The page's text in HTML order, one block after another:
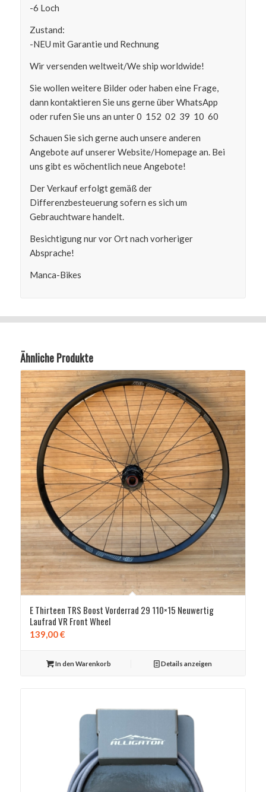
-6 Loch
Zustand:
-NEU mit Garantie und Rechnung
Wir versenden weltweit/We ship worldwide!
Sie wollen weitere Bilder oder haben eine Frage,
dann kontaktieren Sie uns gerne über WhatsApp
oder rufen Sie uns an unter 0 152 02 39 10 60
Schauen Sie sich gerne auch unsere anderen
Angebote auf unserer Website/Homepage an. Bei
uns gibt es wöchentlich neue Angebote!
Der Verkauf erfolgt gemäß der
Differenzbesteuerung sofern es sich um
Gebrauchtware handelt.
Besichtigung nur vor Ort nach vorheriger
Absprache!
Manca-Bikes
Ähnliche Produkte
E Thirteen TRS Boost Vorderrad 29 110×15 Neuwertig
Laufrad VR Front Wheel
139,00€
In den Warenkorb Details anzeigen